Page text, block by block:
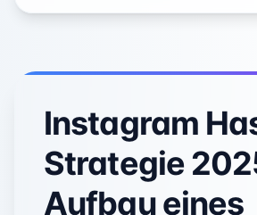
Instagram
Strategie
Aufbau eines